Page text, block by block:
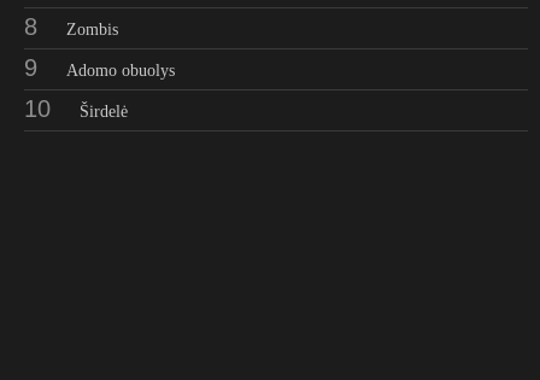
8 Zombis
9 Adomo obuolys
10 Širdelė